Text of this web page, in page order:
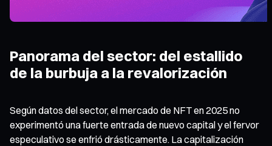
Panorama del sector: del estallido
de la burbuja a la revalorización
Según datos del sector, el mercado de NFT en 2025 no
experimentó una fuerte entrada de nuevo capital y el fervor
especulativo se enfrió drásticamente. La capitalización